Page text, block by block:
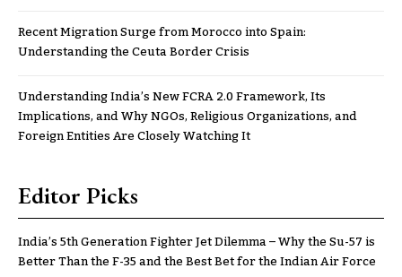
Recent Migration Surge from Morocco into Spain:
Understanding the Ceuta Border Crisis
Understanding India’s New FCRA 2.0 Framework, Its
Implications, and Why NGOs, Religious Organizations, and
Foreign Entities Are Closely Watching It
Editor Picks
India’s 5th Generation Fighter Jet Dilemma – Why the Su-57 is
Better Than the F-35 and the Best Bet for the Indian Air Force